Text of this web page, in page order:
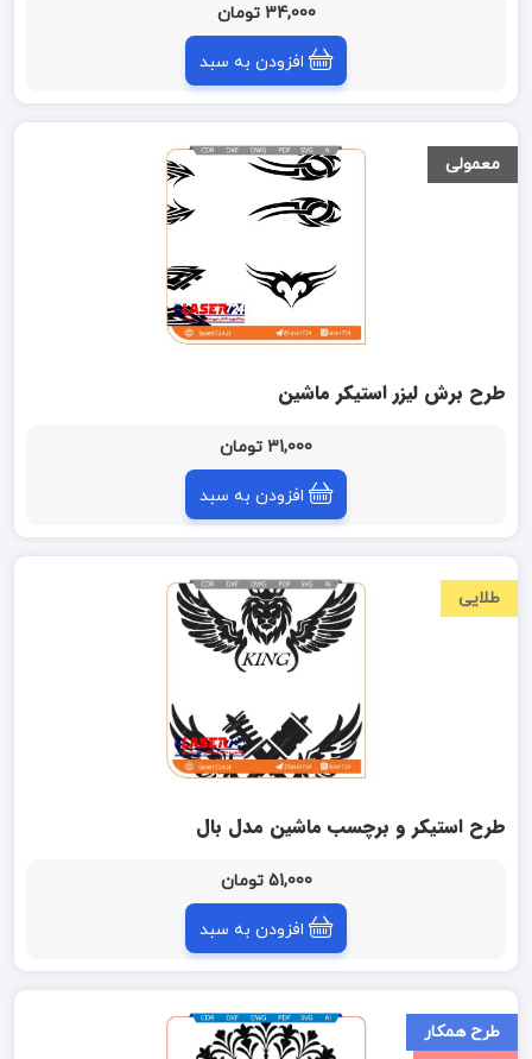
34,000 تومان
افزودن به سبد
معمولی
طرح برش لیزر استیکر ماشین
31,000 تومان
افزودن به سبد
طلایی
طرح استیکر و برچسب ماشین مدل بال
51,000 تومان
افزودن به سبد
طرح همکار